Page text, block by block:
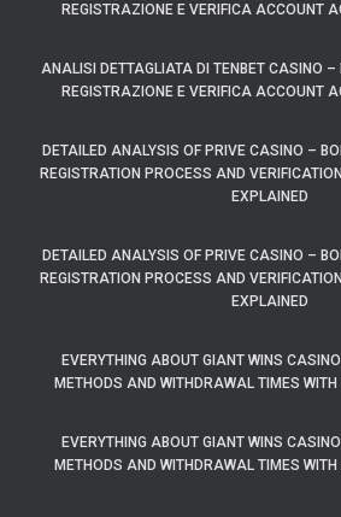
REGISTRAZIONE E VERIFICA ACCOUNT
ANALISI DETTAGLIATA DI TENBET CASINO –
REGISTRAZIONE E VERIFICA ACCOUNT
DETAILED ANALYSIS OF PRIVE CASINO –
REGISTRATION PROCESS AND
EXPLAINED
DETAILED ANALYSIS OF PRIVE CASINO –
REGISTRATION PROCESS AND
EXPLAINED
EVERYTHING ABOUT GIANT WINS
METHODS AND WITHDRAWAL TIMES
EVERYTHING ABOUT GIANT WINS
METHODS AND WITHDRAWAL TIMES